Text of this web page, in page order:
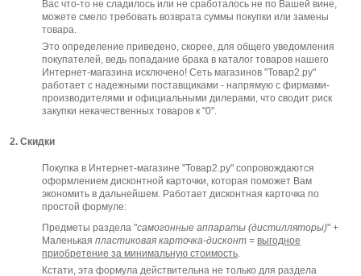
Вас что-то не сладилось или не сработалось не по Вашей вине,
можете смело требовать возврата суммы покупки или замены
товара.
Это определение приведено, скорее, для общего уведомления
покупателей, ведь попадание брака в каталог товаров нашего
Интернет-магазина исключено! Сеть магазинов "Товар2.ру"
работает с надежными поставщиками - напрямую с фирмами-
производителями и официальными дилерами, что сводит риск
закупки некачественных товаров к "0".
2. Скидки
Покупка в Интернет-магазине "Товар2.ру" сопровождаются
оформлением дисконтной карточки, которая поможет Вам
экономить в дальнейшем. Работает дисконтная карточка по
простой формуле:
Предметы раздела "самогонные аппараты (дистилляторы)" +
Маленькая пластиковая карточка-дисконт = выгодное
приобретение за минимальную стоимость.
Кстати, эта формула действительна не только для раздела